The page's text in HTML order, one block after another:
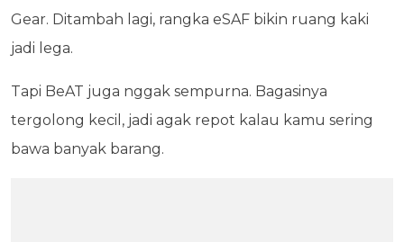
Gear. Ditambah lagi, rangka eSAF bikin ruang kaki
jadi lega.
Tapi BeAT juga nggak sempurna. Bagasinya
tergolong kecil, jadi agak repot kalau kamu sering
bawa banyak barang.